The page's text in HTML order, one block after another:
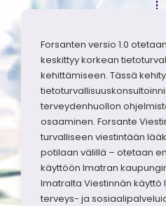
Forsanten versio 1.0
keskittyy korkean
kehittämiseen. Tässä
terveydenhuollon
osaaminen. Forsante
turvalliseen viestintään
potilaan välillä – otetaan
käyttöön Imatran
Imatralta Viestinnän käyttö
terveys- ja